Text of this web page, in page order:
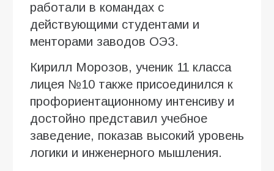
работали в командах с
действующими студентами и
менторами заводов ОЭЗ.
Кирилл Морозов, ученик 11 класса
лицея №10 также присоединился к
профориентационному интенсиву и
достойно представил учебное
заведение, показав высокий уровень
логики и инженерного мышления.